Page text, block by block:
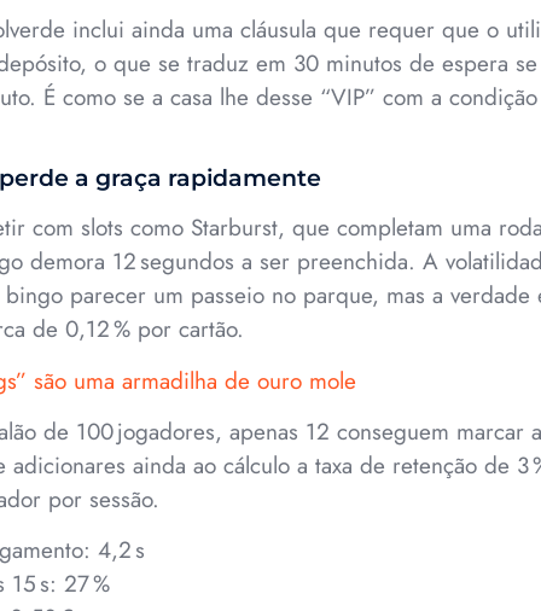
inclui ainda uma cláusula que requer que o
o que se traduz em 30 minutos de espera
É como se a casa lhe desse “VIP” com a
a graça rapidamente
com slots como Starburst, que completam uma
demora 12 segundos a ser preenchida. A
parecer um passeio no parque, mas a verdade
de 0,12 % por cartão.
são uma armadilha de ouro mole
de 100 jogadores, apenas 12 conseguem marcar
ainda ao cálculo a taxa de retenção de 3
por sessão.
4,2 s
15 s: 27 %